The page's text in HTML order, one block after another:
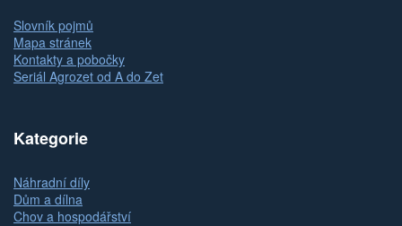
Slovník pojmů
Mapa stránek
Kontakty a pobočky
Seriál Agrozet od A do Zet
Kategorie
Náhradní díly
Dům a dílna
Chov a hospodářství